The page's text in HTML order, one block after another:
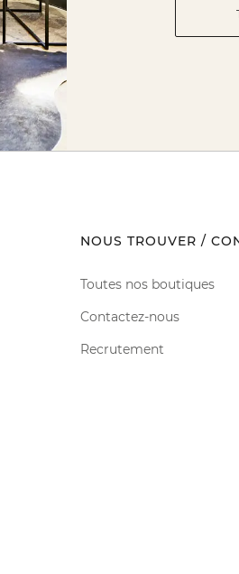
NOUS TROUVER /
Toutes nos boutiques
Contactez-nous
Recrutement